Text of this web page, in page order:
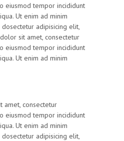
eiusmod tempor incididunt
Ut enim ad minim
adipisicing elit,
sit amet, consectetur
eiusmod tempor incididunt
Ut enim ad minim
amet, consectetur
eiusmod tempor incididunt
Ut enim ad minim
adipisicing elit,